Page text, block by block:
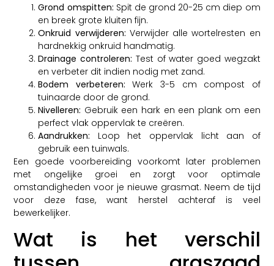
Grond omspitten: Spit de grond 20-25 cm diep om
en breek grote kluiten fijn.
Onkruid verwijderen: Verwijder alle wortelresten en
hardnekkig onkruid handmatig.
Drainage controleren: Test of water goed wegzakt
en verbeter dit indien nodig met zand.
Bodem verbeteren: Werk 3-5 cm compost of
tuinaarde door de grond.
Nivelleren: Gebruik een hark en een plank om een
perfect vlak oppervlak te creëren.
Aandrukken: Loop het oppervlak licht aan of
gebruik een tuinwals.
Een goede voorbereiding voorkomt later problemen
met ongelijke groei en zorgt voor optimale
omstandigheden voor je nieuwe grasmat. Neem de tijd
voor deze fase, want herstel achteraf is veel
bewerkelijker.
Wat is het verschil